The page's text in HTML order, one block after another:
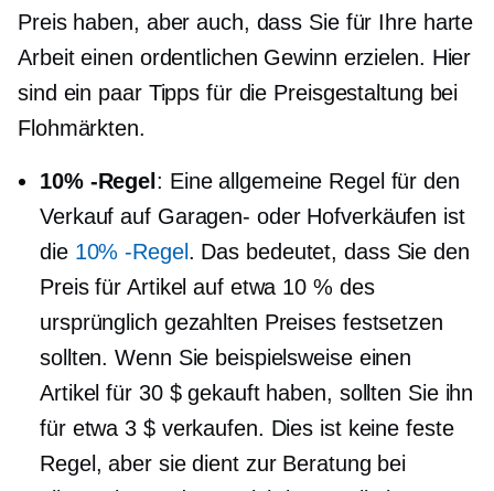
Preis haben, aber auch, dass Sie für Ihre harte
Arbeit einen ordentlichen Gewinn erzielen. Hier
sind ein paar Tipps für die Preisgestaltung bei
Flohmärkten.
10% -Regel : Eine allgemeine Regel für den
Verkauf auf Garagen- oder Hofverkäufen ist
die 10% -Regel . Das bedeutet, dass Sie den
Preis für Artikel auf etwa 10 % des
ursprünglich gezahlten Preises festsetzen
sollten. Wenn Sie beispielsweise einen
Artikel für 30 $ gekauft haben, sollten Sie ihn
für etwa 3 $ verkaufen. Dies ist keine feste
Regel, aber sie dient zur Beratung bei